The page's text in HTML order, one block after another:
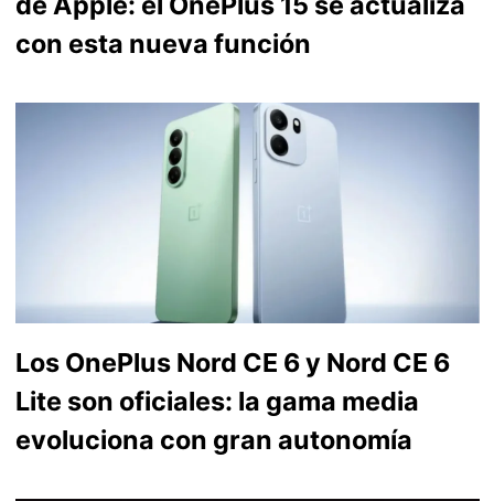
con esta nueva función
Los OnePlus Nord CE 6 y Nord CE 6
Lite son oficiales: la gama media
evoluciona con gran autonomía